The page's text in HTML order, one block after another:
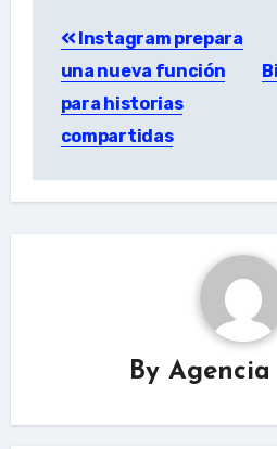
navigation
Instagram prepara
una nueva función
para historias
compartidas
By